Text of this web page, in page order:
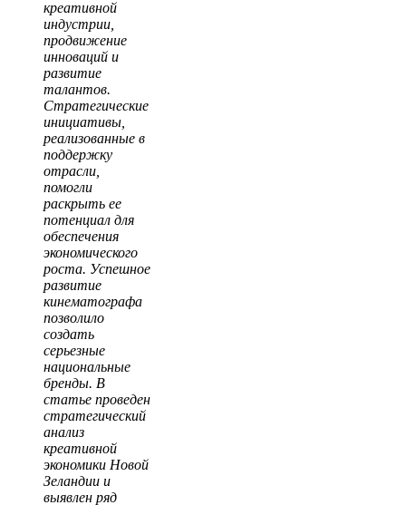
креативной
индустрии,
продвижение
инноваций и
развитие
талантов.
Стратегические
инициативы,
реализованные в
поддержку
отрасли,
помогли
раскрыть ее
потенциал для
обеспечения
экономического
роста. Успешное
развитие
кинематографа
позволило
создать
серьезные
национальные
бренды. В
статье проведен
стратегический
анализ
креативной
экономики Новой
Зеландии и
выявлен ряд